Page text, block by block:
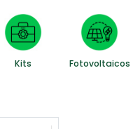
Kits Fotovoltaicos